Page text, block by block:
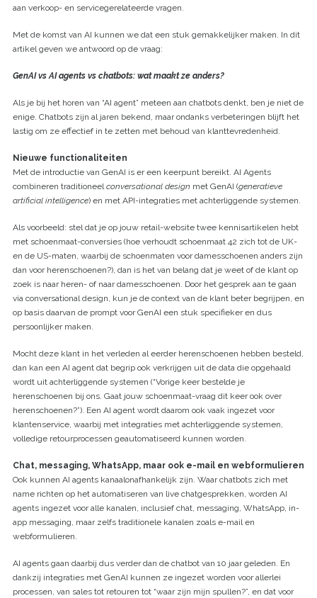
aan verkoop- en servicegerelateerde vragen.
Met de komst van AI kunnen we dat een stuk gemakkelijker maken. In dit
artikel geven we antwoord op de vraag:
GenAI vs AI agents vs chatbots: wat maakt ze anders?
Als je bij het horen van “AI agent” meteen aan chatbots denkt, ben je niet de
enige. Chatbots zijn al jaren bekend, maar ondanks verbeteringen blijft het
lastig om ze effectief in te zetten met behoud van klanttevredenheid.
Nieuwe functionaliteiten
Met de introductie van GenAI is er een keerpunt bereikt. AI Agents
combineren traditioneelconversational design met GenAI (generatieve
artificial intelligence) en met API-integraties met achterliggende systemen.
Als voorbeeld: stel dat je op jouw retail-website twee kennisartikelen hebt
met schoenmaat-conversies (hoe verhoudt schoenmaat 42 zich tot de UK-
en de US-maten, waarbij de schoenmaten voor damesschoenen anders zijn
dan voor herenschoenen?), dan is het van belang dat je weet of de klant op
zoek is naar heren- of naar damesschoenen. Door het gesprek aan te gaan
via conversational design, kun je de context van de klant beter begrijpen, en
op basis daarvan de prompt voor GenAI een stuk specifieker en dus
persoonlijker maken.
Mocht deze klant in het verleden al eerder herenschoenen hebben besteld,
dan kan een AI agent dat begrip ook verkrijgen uit de data die opgehaald
wordt uit achterliggende systemen (“Vorige keer bestelde je
herenschoenen bij ons. Gaat jouw schoenmaat-vraag dit keer ook over
herenschoenen?”). Een AI agent wordt daarom ook vaak ingezet voor
klantenservice, waarbij met integraties met achterliggende systemen,
volledige retourprocessen geautomatiseerd kunnen worden.
Chat, messaging, WhatsApp, maar ook e-mail en webformulieren
Ook kunnen AI agents kanaalonafhankelijk zijn. Waar chatbots zich met
name richten op het automatiseren van live chatgesprekken, worden AI
agents ingezet voor alle kanalen, inclusief chat, messaging, WhatsApp, in-
app messaging, maar zelfs traditionele kanalen zoals e-mail en
webformulieren.
AI agents gaan daarbij dus verder dan de chatbot van 10 jaar geleden. En
dankzij integraties met GenAI kunnen ze ingezet worden voor allerlei
processen, van sales tot retouren tot “waar zijn mijn spullen?”, en dat voor